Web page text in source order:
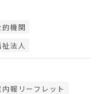
的機関
法人
内報リーフレット